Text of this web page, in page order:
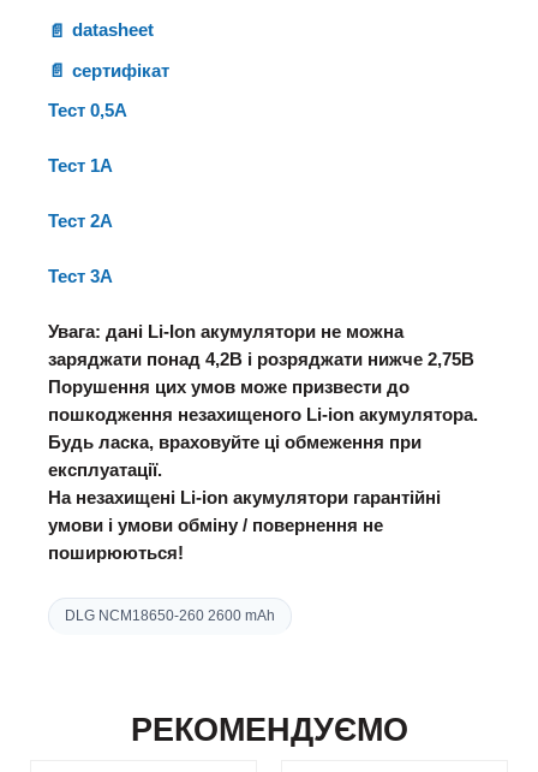
datasheet
сертифікат
Тест 0,5А
Тест 1А
Тест 2А
Тест 3А
Увага: дані Li-Ion акумулятори не можна
заряджати понад 4,2В і розряджати нижче 2,75В
Порушення цих умов може призвести до
пошкодження незахищеного Li-ion акумулятора.
Будь ласка, враховуйте ці обмеження при
експлуатації.
На незахищені Li-ion акумулятори гарантійні
умови і умови обміну / повернення не
поширюються!
DLG NCM18650-260 2600 mAh
РЕКОМЕНДУЄМО